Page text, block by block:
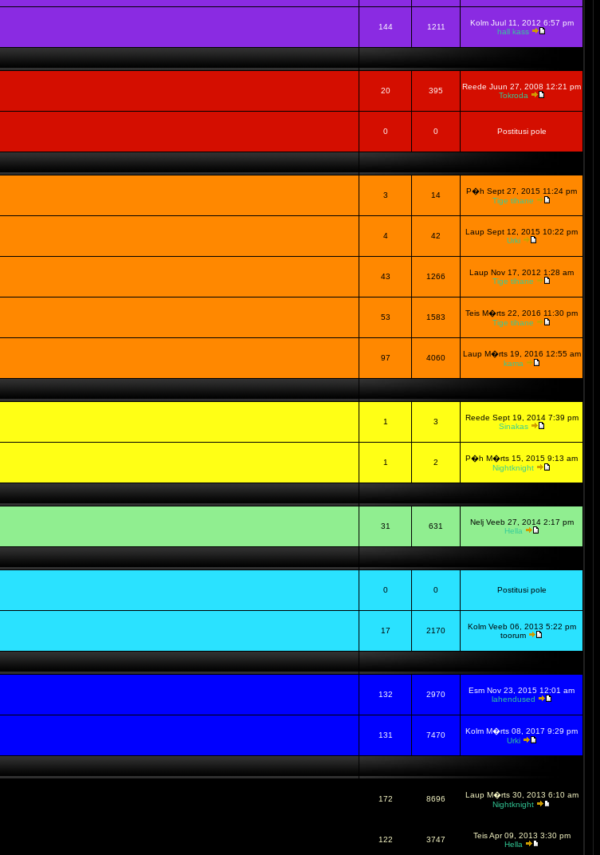
144 1211
Kolm Juul 11, 2012 6:57 pm
hall kass
20 395
Reede Juun 27, 2008 12:21 pm
Tokroda
0 0 Postitusi pole
3 14
P�h Sept 27, 2015 11:24 pm
Tige tihane
4 42
Laup Sept 12, 2015 10:22 pm
Urki
43 1266
Laup Nov 17, 2012 1:28 am
Tige tihane
53 1583
Teis M�rts 22, 2016 11:30 pm
Tige tihane
97 4060
Laup M�rts 19, 2016 12:55 am
kama
1 3
Reede Sept 19, 2014 7:39 pm
Sinakas
1 2
P�h M�rts 15, 2015 9:13 am
Nightknight
31 631
Nelj Veeb 27, 2014 2:17 pm
Hella
0 0 Postitusi pole
17 2170
Kolm Veeb 06, 2013 5:22 pm
toorum
132 2970
Esm Nov 23, 2015 12:01 am
lahendused
131 7470
Kolm M�rts 08, 2017 9:29 pm
Urki
172 8696
Laup M�rts 30, 2013 6:10 am
Nightknight
122 3747
Teis Apr 09, 2013 3:30 pm
Hella